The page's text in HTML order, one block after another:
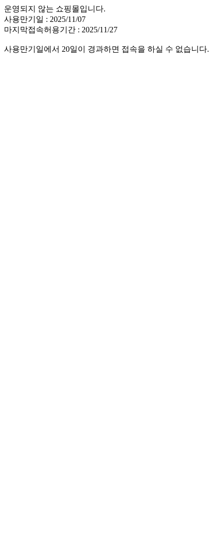
운영되지 않는 쇼핑몰입니다.
사용만기일 : 2025/11/07
마지막접속허용기간 : 2025/11/27
사용만기일에서 20일이 경과하면 접속을 하실 수 없습니다.